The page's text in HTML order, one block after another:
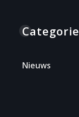
Nieuws